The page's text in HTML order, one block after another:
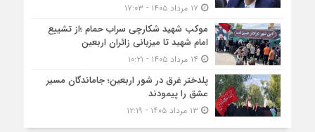
موکب شهید شکارچی سراب حمام ؛از تشییع
امام شهید تا میزبانی زائران اربعین
پلدختر غرق در شور اربعین؛ جاماندگان مسیر
عشق را پیمودند